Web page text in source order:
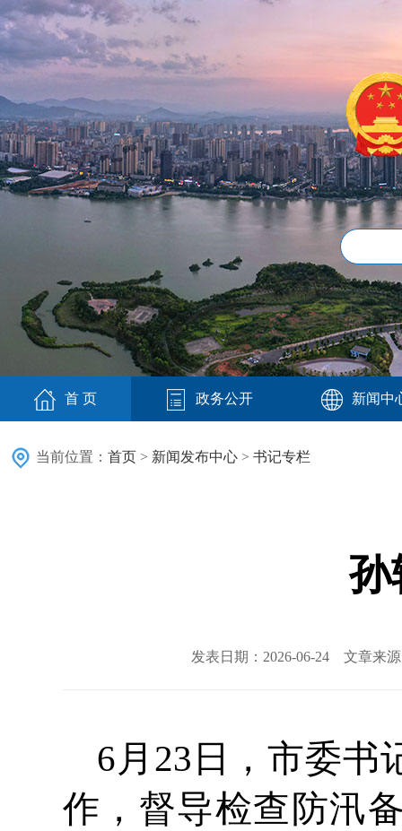
首 页 政务公开 新闻中
当前位置： 首页 > 新闻发布中心 > 书记专栏
孙
发表日期：2026-06-24 文章来
6月23日，市委书
作，督导检查防汛